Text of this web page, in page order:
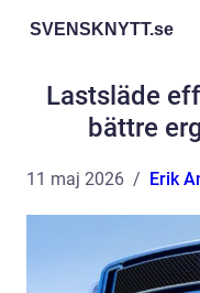
SVENSKNYTT.se
Lastsläde
bättre
11 maj 2026 Erik